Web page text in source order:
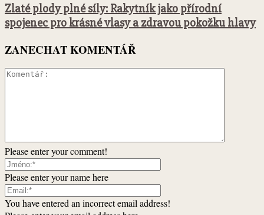
Zlaté plody plné síly: Rakytník jako přírodní
spojenec pro krásné vlasy a zdravou pokožku hlavy
ZANECHAT KOMENTÁŘ
Please enter your comment!
Please enter your name here
You have entered an incorrect email address!